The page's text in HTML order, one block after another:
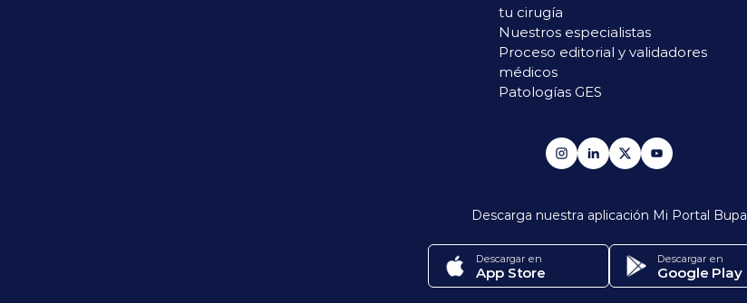
tu cirugía
Nuestros especialistas
Proceso editorial y validadores
médicos
Patologías GES
Descarga nuestra aplicación Mi Portal Bupa
Descargar en
App Store
Descargar en
Google Play